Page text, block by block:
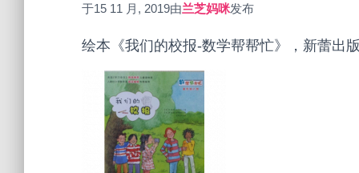
于15 11 月, 2019由兰芝妈咪发布
绘本《我们的校报-数学帮帮忙》，新蕾出